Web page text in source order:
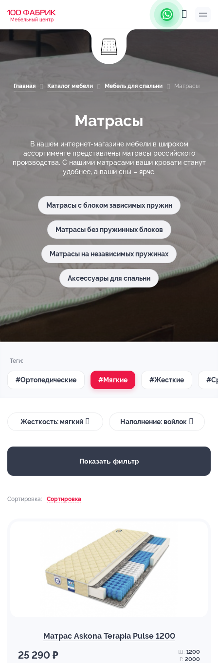
Мебельный центр
Главная Каталог мебели Мебель для спальни Матрасы
Матрасы
В нашем интернет-магазине мебели в широком
ассортименте представлены матрасы российского
производства. С нашими матрасами ваши кровати станут
удобнее, а ваши сны – ярче.
Матрасы с блоком зависимых пружин
Матрасы без пружинных блоков
Матрасы на независимых пружинах
Аксессуары для спальни
Теги:
#Ортопедические #Мягкие #Жесткие
Жесткость: мягкий Наполнение: войлок
Показать фильтр
Сортировка: Сортировка
Матрас Askona Terapia Pulse 1200
25 290 ₽ Ш: 1200
Г: 2000